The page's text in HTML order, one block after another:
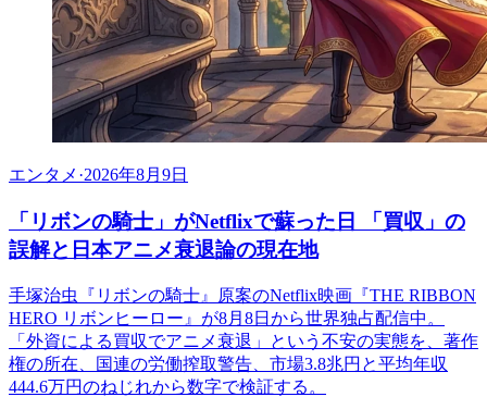
エンタメ ·2026年8月9日
「リボンの騎士」がNetflixで蘇った日 「買収」の
誤解と日本アニメ衰退論の現在地
手塚治虫『リボンの騎士』原案のNetflix映画『THE RIBBON
HERO リボンヒーロー』が8月8日から世界独占配信中。
「外資による買収でアニメ衰退」という不安の実態を、著作
権の所在、国連の労働搾取警告、市場3.8兆円と平均年収
444.6万円のねじれから数字で検証する。